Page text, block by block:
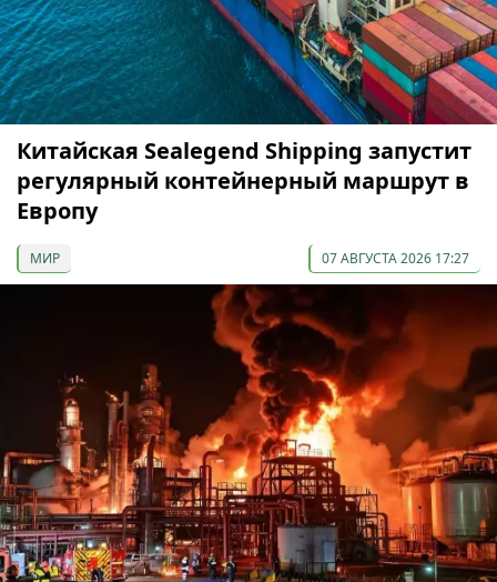
Китайская Sealegend Shipping запустит
регулярный контейнерный маршрут в
Европу
МИР 07 АВГУСТА 2026 17:27